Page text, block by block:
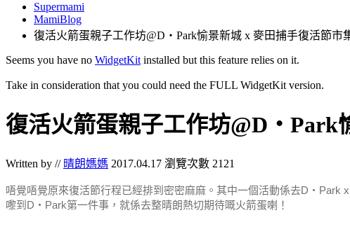
Supermami
MamiBlog
復活火箭蛋親子工作坊@D・Park愉景新城 x 麥田捕手復活節市
Seems you have no WidgetKit installed but this feature relies on it.
Take in consideration that you could need the FULL WidgetKit version.
復活火箭蛋親子工作坊@D・Park
Written by // 晴朗媽媽 2017.04.17 瀏覽次數 2121
唔覺唔覺原來復活節行程已經排到密密麻麻。 其中一個活動係去D・Park
嚟到D・Park第一件事，就係去整晴朗熱切期待嘅火箭蛋喇！